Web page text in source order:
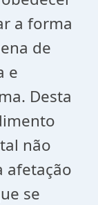
a forma
de
e
Desta
não
afetação
se